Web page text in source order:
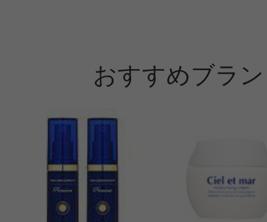
おすすめブラ